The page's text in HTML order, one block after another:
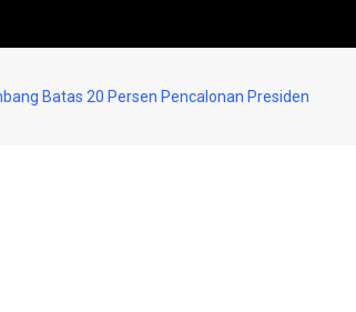
Batas 20 Persen Pencalonan Presiden